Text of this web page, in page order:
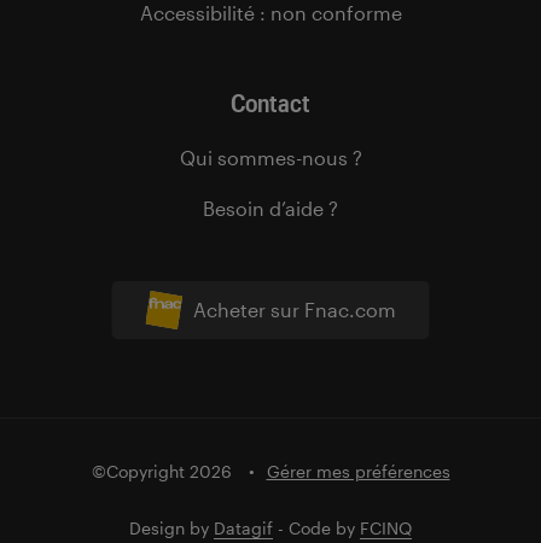
Acheter sur Fnac.com
Accessibilité : non conforme
Contact
Qui sommes-nous ?
Besoin d’aide ?
©Copyright 2026 Gérer mes préférences
Design by Datagif - Code by FCINQ